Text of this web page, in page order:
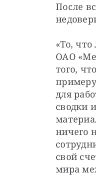
После
«То,
ОАО
того,
для
сводки
ничего
свой
мира